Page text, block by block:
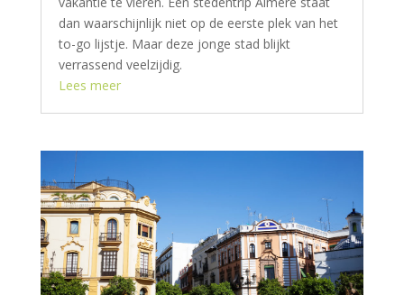
dan waarschijnlijk niet op de eerste plek van het
to-go lijstje. Maar deze jonge stad blijkt
verrassend veelzijdig.
Lees meer